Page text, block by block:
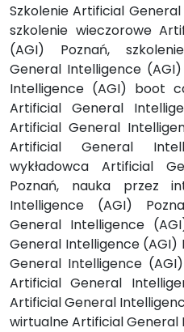
Szkolenie Artificial
szkolenie wieczorowe
(AGI) Poznań,
General Intelligence
Intelligence (AGI) boot
Artificial General
Artificial General
Artificial General
wykładowca Artificial
Poznań, nauka przez
Intelligence (AGI)
General Intelligence
General Intelligence (AGI)
General Intelligence
Artificial General
Artificial General
wirtualne Artificial General